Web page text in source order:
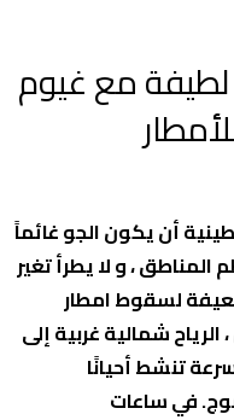
لطيفة مع غيوم
أن يكون الجو غائماً
المناطق ، و لا يطرأ تغير
لسقوط امطار
شمالية غربية إلى
تنشط أحيانًا
في ساعات